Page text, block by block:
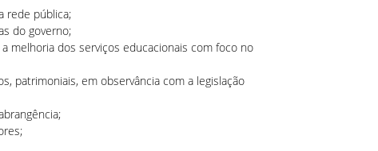
rede pública;
do governo;
melhoria dos serviços educacionais com foco no
patrimoniais, em observância com a legislação